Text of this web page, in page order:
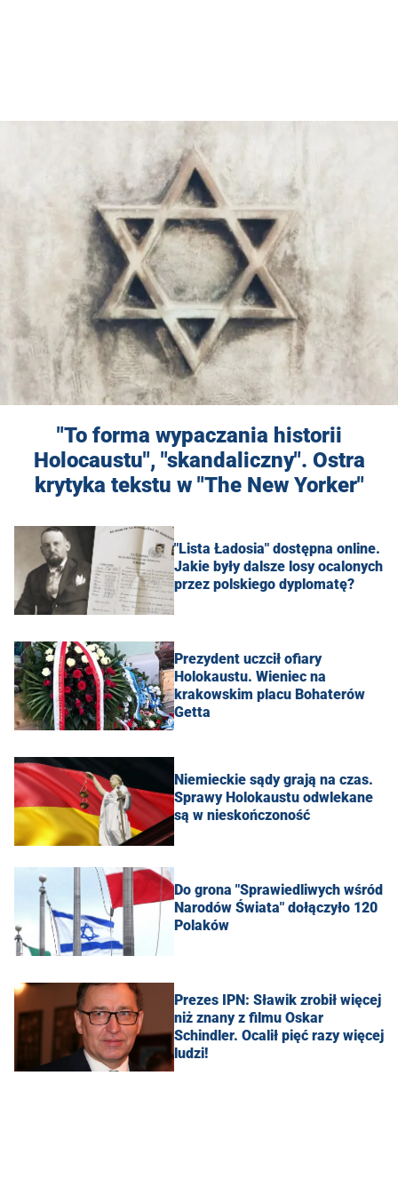
"To forma wypaczania historii
Holocaustu", "skandaliczny". Ostra
krytyka tekstu w "The New Yorker"
"Lista Ładosia" dostępna online.
Jakie były dalsze losy ocalonych
przez polskiego dyplomatę?
Prezydent uczcił ofiary
Holokaustu. Wieniec na
krakowskim placu Bohaterów
Getta
Niemieckie sądy grają na czas.
Sprawy Holokaustu odwlekane
są w nieskończoność
Do grona "Sprawiedliwych wśród
Narodów Świata" dołączyło 120
Polaków
Prezes IPN: Sławik zrobił więcej
niż znany z filmu Oskar
Schindler. Ocalił pięć razy więcej
ludzi!